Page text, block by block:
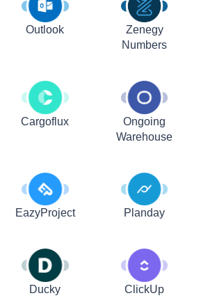
Outlook
Zenegy
Numbers
Cargoflux
Ongoing
Warehouse
EazyProject Planday
Ducky ClickUp